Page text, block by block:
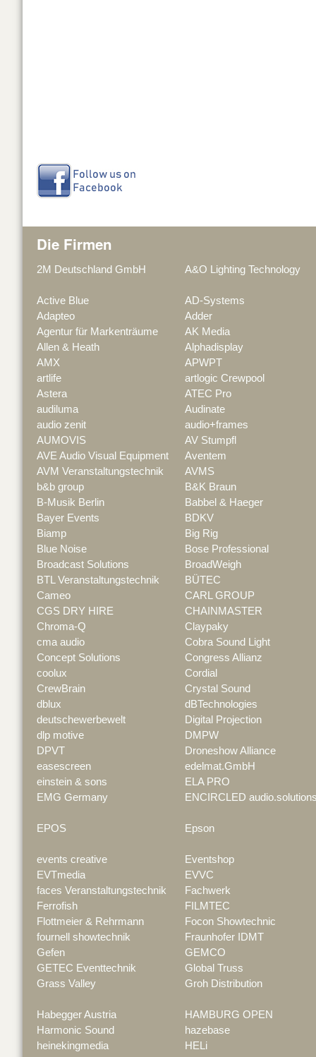
Die Firmen
2M Deutschland GmbH A&O Lighting Technology
Active Blue
AD-Systems
Adapteo
Adder
Agentur für Markenträume
AK Media
Allen & Heath
Alphadisplay
AMX
APWPT
artlife
artlogic Crewpool
Astera
ATEC Pro
audiluma
Audinate
audio zenit
audio+frames
AUMOVIS
AV Stumpfl
AVE Audio Visual Equipment
Aventem
AVM Veranstaltungstechnik
AVMS
b&b group
B&K Braun
B-Musik Berlin
Babbel & Haeger
Bayer Events
BDKV
Biamp
Big Rig
Blue Noise
Bose Professional
Broadcast Solutions
BroadWeigh
BTL Veranstaltungstechnik
BÜTEC
Cameo
CARL GROUP
CGS DRY HIRE
CHAINMASTER
Chroma-Q
Claypaky
cma audio
Cobra Sound Light
Concept Solutions
Congress Allianz
coolux
Cordial
CrewBrain
Crystal Sound
dblux
dBTechnologies
deutschewerbewelt
Digital Projection
dlp motive
DMPW
DPVT
Droneshow Alliance
easescreen
edelmat.GmbH
einstein & sons
ELA PRO
EMG Germany
ENCIRCLED audio.solutions
EPOS
Epson
events creative
Eventshop
EVTmedia
EVVC
faces Veranstaltungstechnik
Fachwerk
Ferrofish
FILMTEC
Flottmeier & Rehrmann
Focon Showtechnic
fournell showtechnik
Fraunhofer IDMT
Gefen
GEMCO
GETEC Eventtechnik
Global Truss
Grass Valley
Groh Distribution
Habegger Austria
HAMBURG OPEN
Harmonic Sound
hazebase
heinekingmedia
HELi